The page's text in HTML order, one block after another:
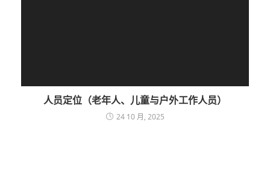
人员定位（老年人、儿童与户外工作人员）
24 10 月, 2025